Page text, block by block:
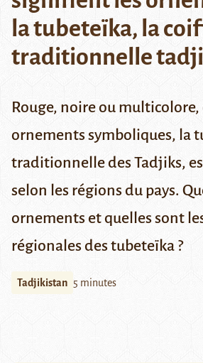
la tubeteïka, la
traditionnelle
Rouge, noire ou multicolore,
ornements symboliques, la
traditionnelle des Tadjiks,
selon les régions du pays.
ornements et quelles sont
régionales des tubeteïka ?
Tadjikistan 5 minutes